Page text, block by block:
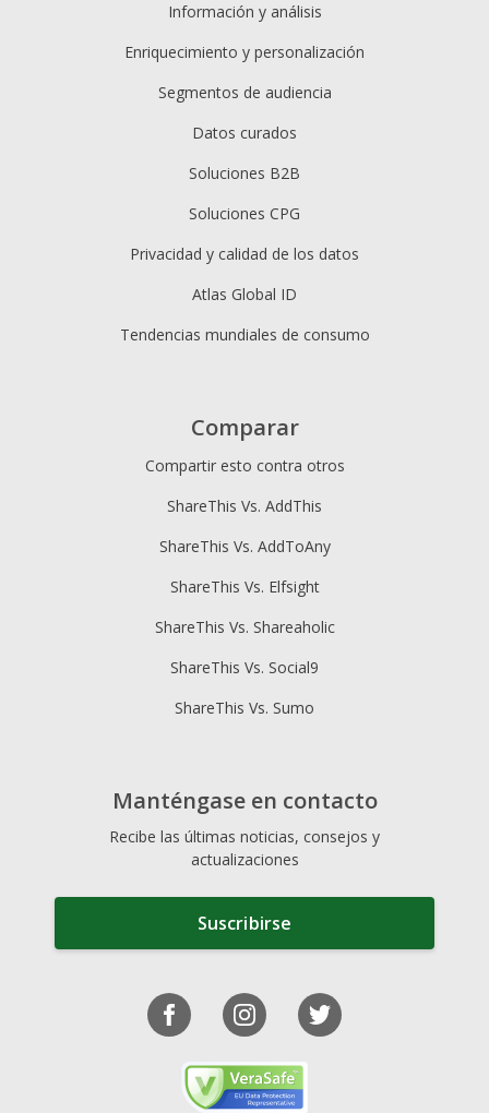
Información y análisis
Enriquecimiento y personalización
Segmentos de audiencia
Datos curados
Soluciones B2B
Soluciones CPG
Privacidad y calidad de los datos
Atlas Global ID
Tendencias mundiales de consumo
Comparar
Compartir esto contra otros
ShareThis Vs. AddThis
ShareThis Vs. AddToAny
ShareThis Vs. Elfsight
ShareThis Vs. Shareaholic
ShareThis Vs. Social9
ShareThis Vs. Sumo
Manténgase en contacto
Recibe las últimas noticias, consejos y
actualizaciones
Suscribirse